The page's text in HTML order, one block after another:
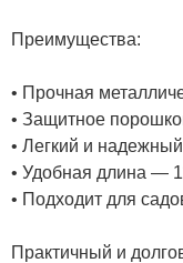
Преимущества:
• Прочная
• Защитное
• Легкий и
• Удобная длина —
• Подходит для
Практичный и